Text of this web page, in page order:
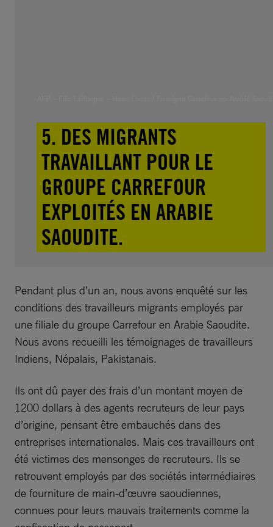
5. DES MIGRANTS
TRAVAILLANT POUR LE
GROUPE CARREFOUR
EXPLOITÉS EN ARABIE
SAOUDITE.
Pendant plus d’un an, nous avons enquêté sur les
conditions des travailleurs migrants employés par
une filiale du groupe Carrefour en Arabie Saoudite.
Nous avons recueilli les témoignages de travailleurs
Indiens, Népalais, Pakistanais.
Ils ont dû payer des frais d’un montant moyen de
1200 dollars à des agents recruteurs de leur pays
d’origine, pensant être embauchés dans des
entreprises internationales. Mais ces travailleurs ont
été victimes des mensonges de recruteurs. Ils se
retrouvent employés par des sociétés intermédiaires
de fourniture de main-d’œuvre saoudiennes,
connues pour leurs mauvais traitements comme la